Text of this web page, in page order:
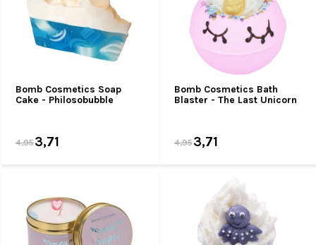
Bomb Cosmetics Soap
Cake - Philosobubble
4,953,71
Bomb Cosmetics Bath
Blaster - The Last Unicorn
4,953,71